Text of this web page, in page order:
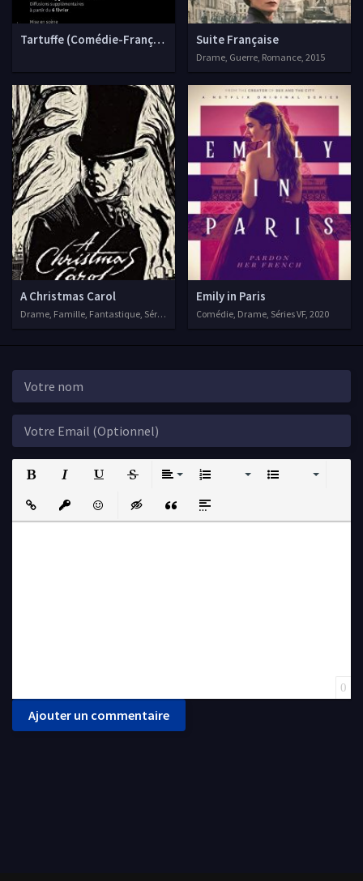
Tartuffe (Comédie-Française) Suite Française
Drame, Guerre, Romance, 2015
A Christmas Carol
Drame, Famille, Fantastique, Séries VF, 2019
Emily in Paris
Comédie, Drame, Séries VF, 2020
Strikethrough
Insert LinkInsert protected link
EmoticonsInsert hidden text
Insert QuoteInsert spoiler
0
Ajouter un commentaire